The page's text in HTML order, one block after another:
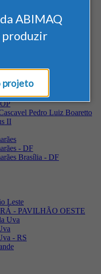
ABIMAQ
produzir
projeto
Brasil, em Brasília
- PE
Pedro Luiz Boaretto
II
- DF
Brasília - DF
Leste
- PAVILHÃO OESTE
Uva
- RS